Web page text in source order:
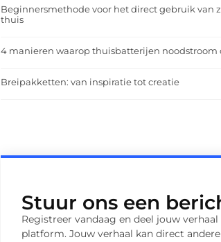
Beginnersmethode voor het direct gebruik van
thuis
4 manieren waarop thuisbatterijen noodstroom
Breipakketten: van inspiratie tot creatie
Stuur ons een
Registreer vandaag en deel jouw verhaal
platform. Jouw verhaal kan direct